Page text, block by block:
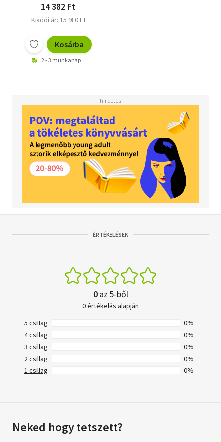
14 382 Ft
Kiadói ár: 15 980 Ft
Kosárba
2 - 3 munkanap
ÉRTÉKELÉSEK
0az 5-ből
0 értékelés alapján
5 csillag
0%
4 csillag
0%
3 csillag
0%
2 csillag
0%
1 csillag
0%
Neked hogy tetszett?